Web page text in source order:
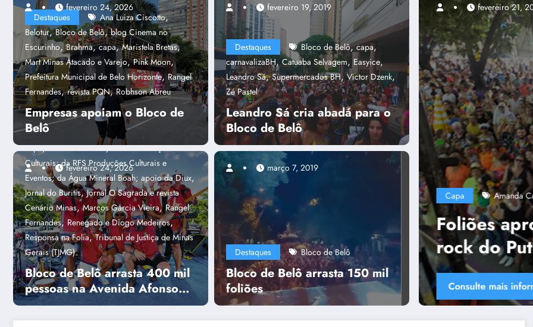
Destaques Ana Luiza Ciscotto,
Belotur,Bloco de Belô,blog Cinema no
Escurinho,Brahma,capa,Maristela Bretas,
Mart Minas Atacado e Varejo,Pink Moon,
Prefeitura Municipal de Belo Horizonte, Rangel
Fernandes,revista PQN,Robhson Abreu
Empresas apoiam o Bloco de
Belô
fevereiro 24, 2026
Destaques Alex Rhodrigues,Alpha
Sites & Sistemas; Associação dos Blocos de
Rua de BH (Abra BH); Conrerp 3ª Região; e das
mídias parceiras - Jornal de Belô,Bloco de
Belô,campanha Não Perca o Réu Primário
capa,Cidade Conecta,Goma Produções
Culturais; da RFS Produções Culturais e
Eventos; da Água Mineral Boah; apoio da Diux,
Jornal do Buritis,Jornal O Sagrada e revista
Cenário Minas,Marcos Garcia Vieira, Rangel
Fernandes, Renegado e Diogo Medeiros,
Responsa na Folia,Tribunal de Justiça de Minas
Gerais (TJMG)
Bloco de Belô arrasta 400 mil
pessoas na Avenida Afonso
Pena
fevereiro 24, 2026
Destaques Bloco de Belô,capa,
carnavalizaBH,Catuaba Selvagem, Easyice,
Leandro Sá,Supermercados BH,Victor Dzenk,
Zé Pastel
Leandro Sá cria abadá para o
Bloco de Belô
fevereiro 19, 2019
Destaques Bloco de Belô
Bloco de Belô arrasta 150 mil
foliões
março 7, 2019
Capa Amanda Caiafa Guimarães Bloco Putz Grilla
Foliões aprovam mistura de samba com
rock do Putz Grilla
Consulte mais informação
fevereiro 21, 2023